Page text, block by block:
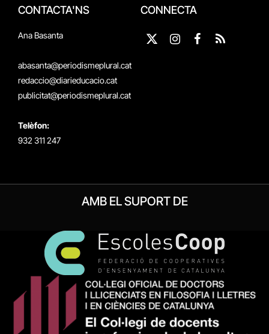
CONTACTA'NS
Ana Basanta
abasanta@periodismeplural.cat
redaccio@diarieducacio.cat
publicitat@periodismeplural.cat
Telèfon:
932 311 247
CONNECTA
X
InstagramFacebook
RSS
AMB EL SUPORT DE